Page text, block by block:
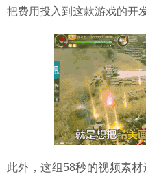
把费用投入到这款游戏的开
此外，这组58秒的视频素